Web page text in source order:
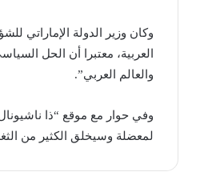
العربية، معتبرا أن الحل
والعالم العربي”.
وفي حوار مع موقع “ذا
لمعضلة وسيخلق الكثير من